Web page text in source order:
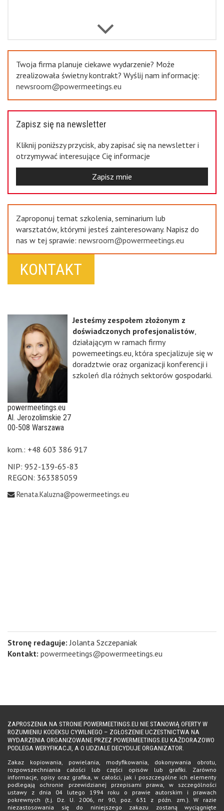
Twoja firma planuje ciekawe wydarzenie? Może
zrealizowała świetny kontrakt? Wyślij nam informację:
newsroom@powermeetings.eu
Zapisz się na newsletter
Kliknij poniższy przycisk, aby zapisać się na newsletter i
otrzymywać interesujące Cię informacje
Zapisz mnie
Zaproponuj temat szkolenia, seminarium lub
warsztatów, którymi jesteś zainteresowany. Napisz do
nas w tej sprawie: newsroom@powermeetings.eu
KONTAKT
Jesteśmy zespołem złożonym z
doświadczonych profesjonalistów,
działającym w ramach firmy
powemeetings.eu, która specjalizuje się w
doradztwie oraz organizacji konferencji i
szkoleń dla różnych sektorów gospodarki.
powermeetings.eu
Al. Jerozolimskie 27
00-508 Warszawa
kom.: +48 603 386 917
NIP: 952-139-65-83
REGON: 363385059
Renata.Kaluzna@powermeetings.eu
Stronę redaguje: Jolanta Szczepaniak
Kontakt: powermeetings@powermeetings.eu
ZAPROSZENIA NA STRONIE POWERMEETINGS.EU NIE STANOWIĄ OFERTY W
ROZUMIENIU KODEKSU CYWILNEGO – ZGŁOSZENIE UCZESTNICTWA NA
WYDARZENIA ORGANIZOWANE PRZEZ POWERMEETINGS.EU KAŻDORAZOWO
PODLEGA WERYFIKACJI, A O UDZIALE DECYDUJE ORGANIZATOR.
Zakaz kopiowania, powielania, modyfikowania, dokonywania obrotu,
rozpowszechniania całości lub części opisów lub grafiki. Zarówno
informacje, opisy oraz grafika, w całości, jak i poszczególne ich elementy
podlegają ochronie przewidzianej przepisami prawa, w szczególności
ustawy z dnia 04 lutego 1994 roku o prawie autorskim i prawach
pokrewnych (t.j. Dz. U. 2006, nr 90, poz. 631 z późn. zm.). W razie
niezastosowania się do niniejszego zakazu zostaną wyciągnięte